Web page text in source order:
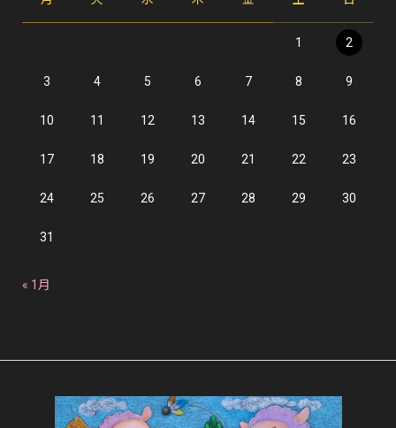
1 2
3 4 5 6 7 8 9
10 11 12 13 14 15 16
17 18 19 20 21 22 23
24 25 26 27 28 29 30
31
« 1月